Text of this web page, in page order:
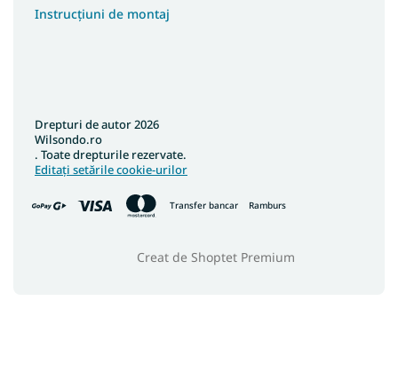
Instrucțiuni de montaj
Transfer bancar Ramburs
Creat de Shoptet Premium
Drepturi de autor 2026
Wilsondo.ro
. Toate drepturile rezervate.
Editați setările cookie-urilor